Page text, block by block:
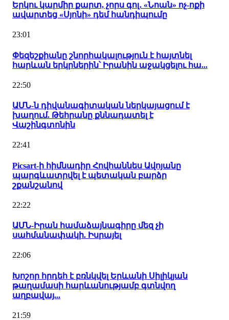
Երկու կարմիր քարտ, չորս գոլ․ «Նոան» ոչ-ոքի
ավարտեց «Սյոնի» դեմ հանդիպումը
23:01
Փեզեշքիանը շնորհակալություն է հայտնել
հարևան երկրներին՝ Իրանին աջակցելու հա...
22:50
ԱՄՆ-ն դիվանագիտական ներկայացում է
խաղում. Թեհրանը քննադատել է
Վաշինգտոնին
22:41
Picsart-ի հիմնադիր Հովհաննես Ավոյանը
պարգևատրվել է պետական բարձր
շքանշանով
22:22
ԱՄՆ-Իրան համաձայնագիրը մեզ չի
սահմանափակի. Իսրայել
22:06
Խոշոր հրդեհ է բռնկվել Երևանի Սիլիկյան
թաղամասի հարևանությամբ գտնվող
աղբավայ...
21:59